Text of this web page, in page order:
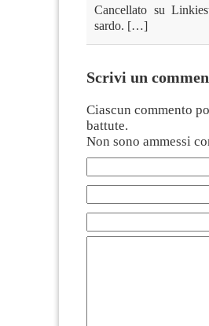
Cancellato su
sardo. […]
Scrivi un
Ciascun commento
battute.
Non sono ammessi